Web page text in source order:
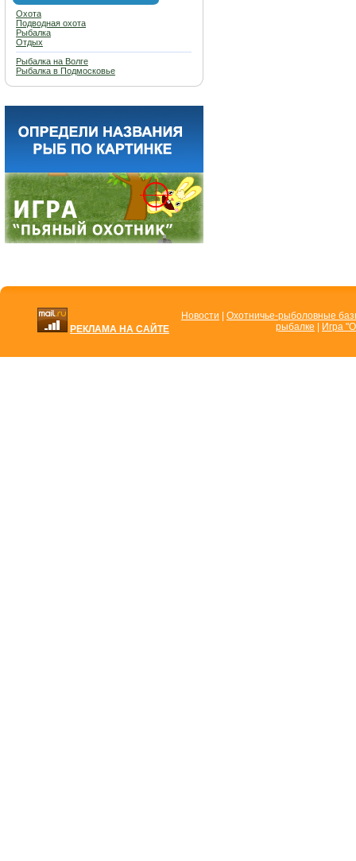
Охота
Подводная охота
Рыбалка
Отдых
Рыбалка на Волге
Рыбалка в Подмосковье
РЕКЛАМА НА САЙТЕ
Новости
Охотничье-рыболовные
рыбалке
Игра